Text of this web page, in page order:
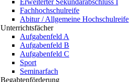
Erweiterter Sekundarabschluss I
Fachhochschulreife
Abitur / Allgemeine Hochschulreife
Unterrichtsfächer
Aufgabenfeld A
Aufgabenfeld B
Aufgabenfeld C
Sport
Seminarfach
Begabtenförderung